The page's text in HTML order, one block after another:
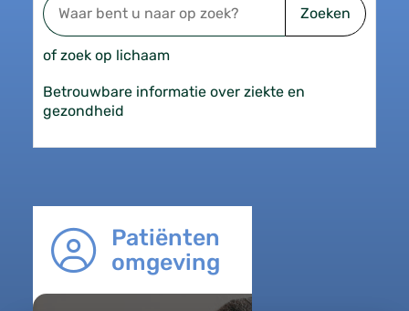
Zoeken
of zoek op lichaam
Betrouwbare informatie over ziekte en
gezondheid
Patiënten
omgeving